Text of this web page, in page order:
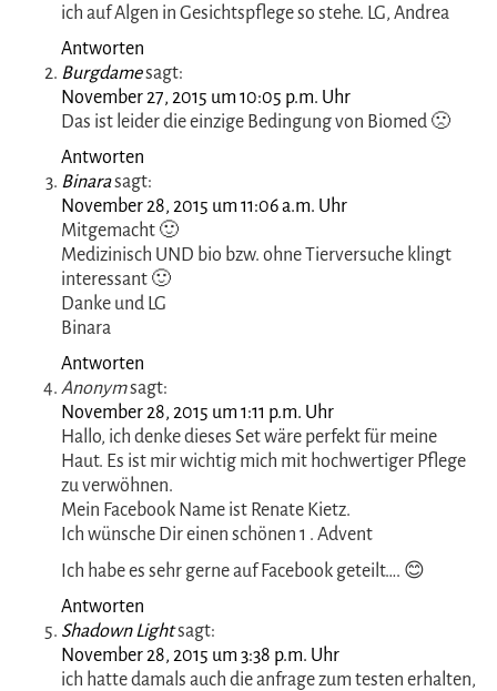
teilen teilen merken
teilen
19 Kommentare zu “BIOMED – natürlich
und effektiv + Gewinnspiel”
Andreasagt:
November 27, 2015 um 10:04 p.m. Uhr
Menno fies, habe doch noch immer kein Facebook. Das
hört sich wirklich alles sehr interessant an, vor allem da
ich auf Algen in Gesichtspflege so stehe. LG, Andrea
Antworten
Burgdame sagt:
November 27, 2015 um 10:05 p.m. Uhr
Das ist leider die einzige Bedingung von Biomed 🙁
Antworten
Binarasagt:
November 28, 2015 um 11:06 a.m. Uhr
Mitgemacht 🙂
Medizinisch UND bio bzw. ohne Tierversuche klingt
Danke und LG
Binara
Antworten